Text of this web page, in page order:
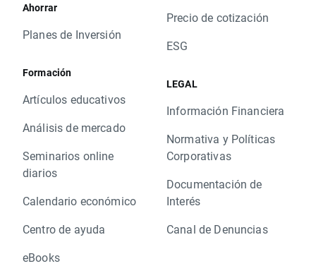
Ahorrar
Planes de Inversión
Formación
Artículos educativos
Análisis de mercado
Seminarios online
diarios
Calendario económico
Centro de ayuda
eBooks
Precio de cotización
ESG
LEGAL
Información Financiera
Normativa y Políticas
Corporativas
Documentación de
Interés
Canal de Denuncias